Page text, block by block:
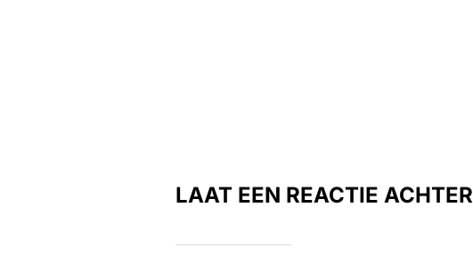
LAAT EEN REACTIE ACHTER